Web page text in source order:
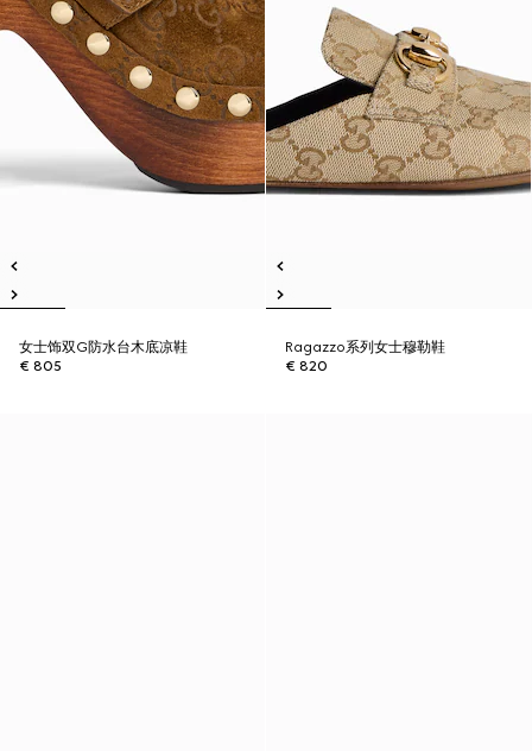
女士饰双G防水台木底凉鞋
€ 805
Ragazzo系列女士穆勒鞋
€ 820